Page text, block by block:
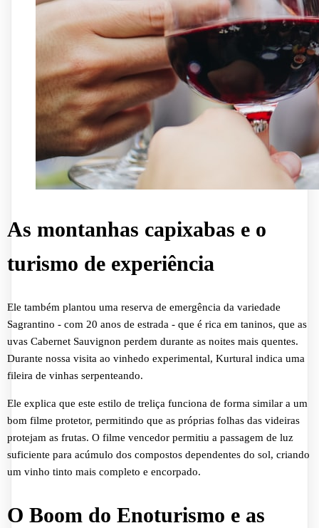
As montanhas capixabas e o
turismo de experiência
Ele também plantou uma reserva de emergência da variedade
Sagrantino - com 20 anos de estrada - que é rica em taninos, que as
uvas Cabernet Sauvignon perdem durante as noites mais quentes.
Durante nossa visita ao vinhedo experimental, Kurtural indica uma
fileira de vinhas serpenteando.
Ele explica que este estilo de treliça funciona de forma similar a um
bom filme protetor, permitindo que as próprias folhas das videiras
protejam as frutas. O filme vencedor permitiu a passagem de luz
suficiente para acúmulo dos compostos dependentes do sol, criando
um vinho tinto mais completo e encorpado.
O Boom do Enoturismo e as